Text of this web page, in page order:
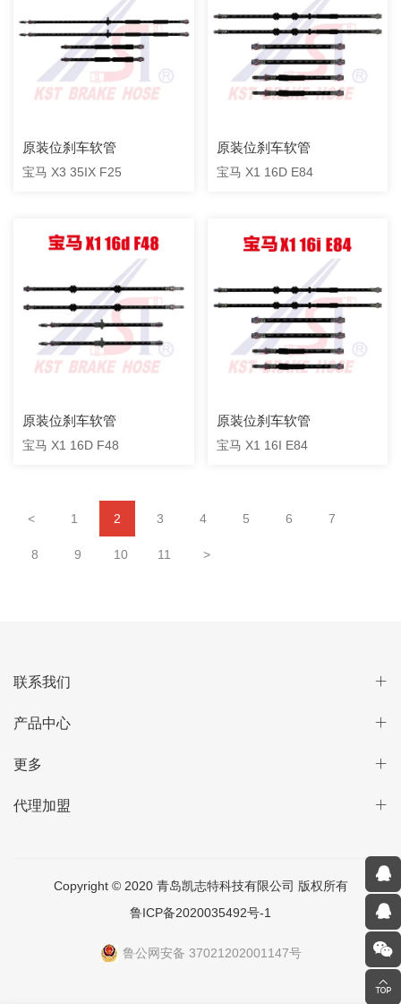
原装位刹车软管
宝马 X3 35IX F25
原装位刹车软管
宝马 X1 16D E84
原装位刹车软管
宝马 X1 16D F48
原装位刹车软管
宝马 X1 16I E84
< 1 2 3 4 5 6 7
8 9 10 11 >
联系我们
产品中心
更多
代理加盟
Copyright © 2020 青岛凯志特科技有限公司 版权所有
鲁ICP备2020035492号-1
鲁公网安备 37021202001147号